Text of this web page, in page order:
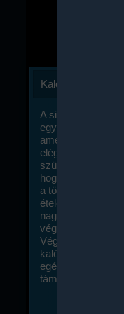
Kalóriaszámlálás
A sikeres fogyás
egyszerű: égess
amennyit
elég nagy
szükség, de
hogy a
a többi diétához
ételek és a
nagymértékben
végzel.
Végül, de nem
kalóriaszámolás
egészségügyi
támogatja.